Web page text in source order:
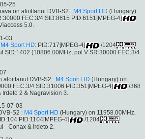
25
on aloittanut DVB-S2 : M4 Sport HD (Hungary)
FEC:3/4 SID:8615 PID:6151[MPEG-4]
5.0.
03
M4 Sport HD: PID:717[MPEG-4]
/1204
SID:1402 (10806.00MHz, pol.V SR:30000 FEC:3/4
aloittanut DVB-S2 : M4 Sport HD (Hungary) on
FEC:3/4 SID:31006 PID:351[MPEG-4]
/368
Irdeto 2 & Nagravision 3.
07-03
S2 : M4 Sport HD (Hungary) on 11958.00MHz,
PID:1104[MPEG-4]
/1204
- Conax & Irdeto 2.